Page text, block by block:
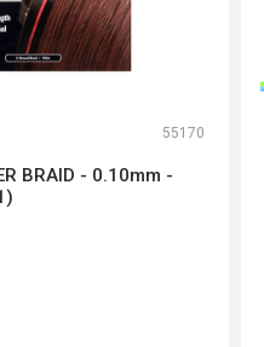
55170
BRAID - 0.10mm -